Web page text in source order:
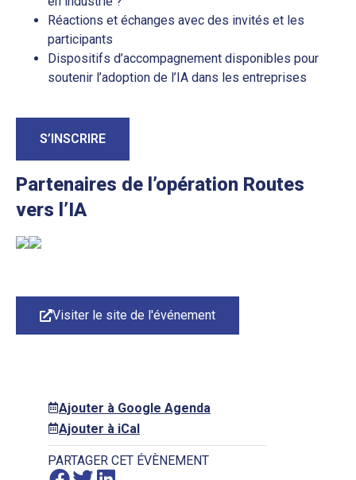
Réactions et échanges avec des invités et les
participants
Dispositifs d’accompagnement disponibles pour
soutenir l’adoption de l’IA dans les entreprises
S’INSCRIRE
Partenaires de l’opération Routes
vers l’IA
Visiter le site de l'événement
Ajouter à Google Agenda
Ajouter à iCal
PARTAGER CET ÉVÈNEMENT